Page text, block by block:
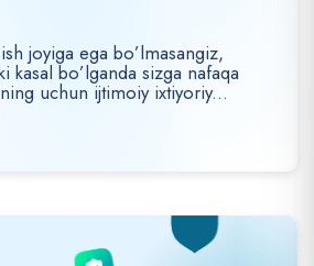
joyiga ega bo’lmasangiz,
kasal bo’lganda sizga nafaqa
uchun ijtimoiy ixtiyoriy...